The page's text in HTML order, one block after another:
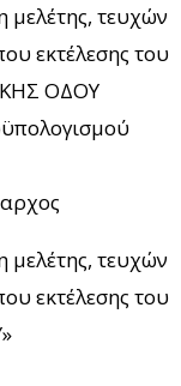
τευχών
εκτέλεσης του
ΟΔΟΥ
τευχών
εκτέλεσης του